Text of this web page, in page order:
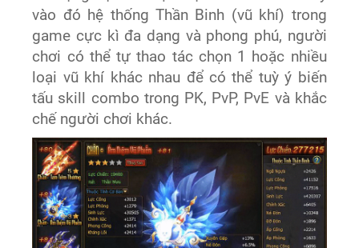
vào đó hệ thống Thần Binh (vũ khí) trong
game cực kì đa dạng và phong phú, người
chơi có thể tự thao tác chọn 1 hoặc nhiều
loại vũ khí khác nhau để có thể tuỳ ý biến
tấu skill combo trong PK, PvP, PvE và khắc
chế người chơi khác.